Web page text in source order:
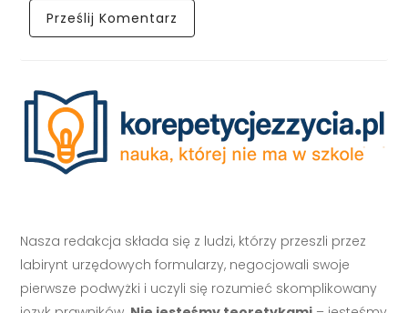
Nasza redakcja składa się z ludzi, którzy przeszli przez
labirynt urzędowych formularzy, negocjowali swoje
pierwsze podwyżki i uczyli się rozumieć skomplikowany